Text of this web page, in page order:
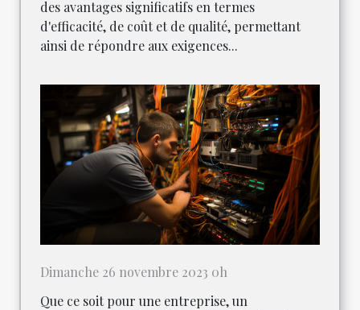
des avantages significatifs en termes
d'efficacité, de coût et de qualité, permettant
ainsi de répondre aux exigences...
Dimanche 26 novembre 2023 0h
Que ce soit pour une entreprise, un